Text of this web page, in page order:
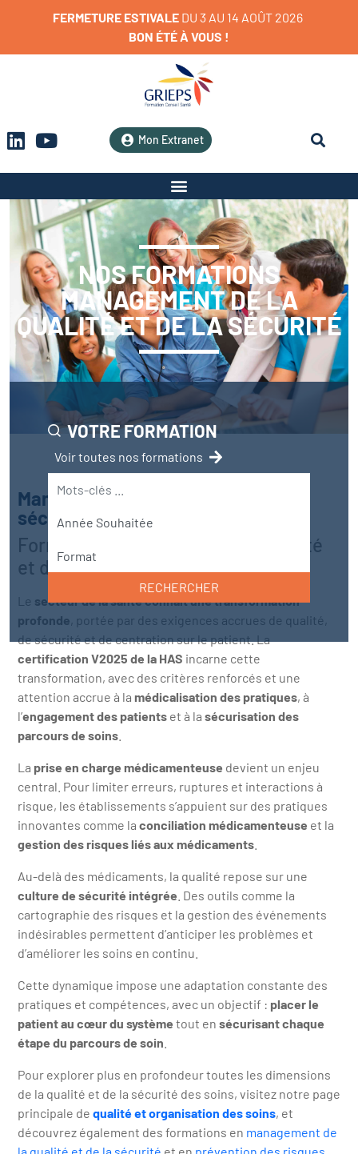
FERMETURE ESTIVALE DU 3 AU 14 AOÛT 2026
BON ÉTÉÀ VOUS !
Mon Extranet
NOS FORMATIONS
MANAGEMENT DE LA
QUALITÉ ET DE LA SÉCURITÉ
VOTRE FORMATION
Voir toutes nos formations
RECHERCHER
Management de la qualité et de la
sécurité
Formation management de la qualité
et de la sécurité des soins
Le secteur de la santé connaît une transformation
profonde , portée par des exigences accrues de qualité,
de sécurité et de centration sur le patient. La
certification V2025 de la HAS incarne cette
transformation, avec des critères renforcés et une
attention accrue à la médicalisation des pratiques, à
l’engagement des patients et à la sécurisation des
parcours de soins
La prise en charge médicamenteuse devient un enjeu
central. Pour limiter erreurs, ruptures et interactions à
risque, les établissements s’appuient sur des pratiques
innovantes comme la conciliation médicamenteuse et la
gestion des risques liés aux médicaments
Au-delà des médicaments, la qualité repose sur une
culture de sécurité intégrée . Des outils comme la
cartographie des risques et la gestion des événements
indésirables permettent d’anticiper les problèmes et
d’améliorer les soins en continu.
Cette dynamique impose une adaptation constante des
pratiques et compétences, avec un objectif : placer le
patient au cœur du système tout en sécurisant chaque
étape du parcours de soin
Pour explorer plus en profondeur toutes les dimensions
de la qualité et de la sécurité des soins, visitez notre page
principale de qualité et organisation des soins, et
découvrez également des formations en management de